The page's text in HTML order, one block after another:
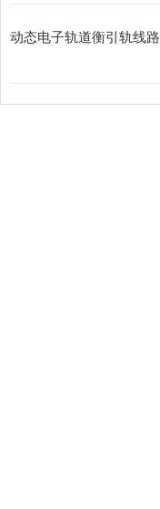
动态电子轨道衡引轨线路